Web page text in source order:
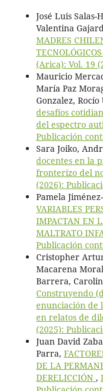
José Luis
Valentina
MADRES
(Arica): Vol. 19
Mauricio
María Paz
Gonzalez,
desafíos
del espectro
Publicación
Sara Joiko,
docentes en la
fronterizo del
(2026):
Pamela
VARIABLES
IMPACTAN EN
MALTRATO
Publicación
Cristopher
Macarena
Barrera,
Construyendo
enunciación de
en relatos de
(2025):
Juan David
Parra,
DE LA
DERELICCIÓN ,